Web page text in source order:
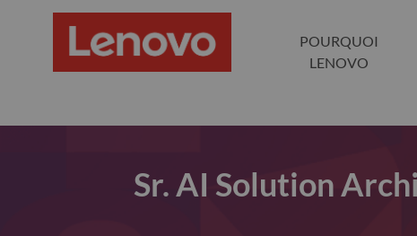
POURQUOI
LENOVO
Sr. AI Solution